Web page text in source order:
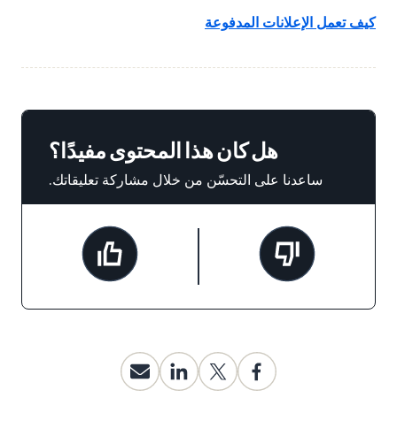
كيف تعمل الإعلانات المدفوعة
هل كان هذا المحتوى مفيدًا؟
ساعدنا على التحسّن من خلال مشاركة تعليقاتك.